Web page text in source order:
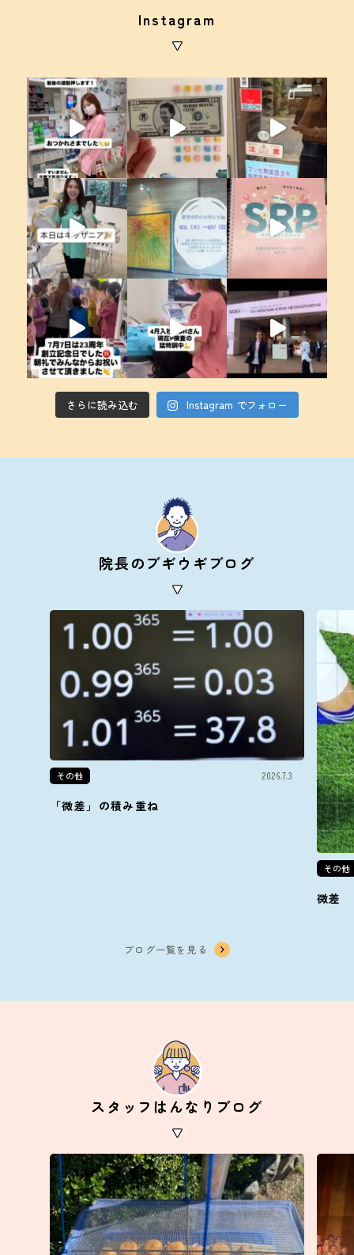
Instagram
さらに読み込む Instagram でフォロー
院長のブギウギブログ
その他 2026.7.3
「微差」の積み重ね
その他
微差
ブログ一覧を見る
スタッフはんなりブログ